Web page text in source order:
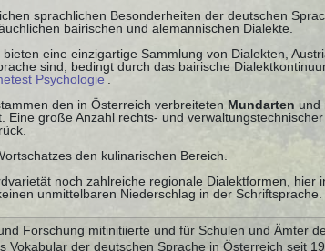
sprachlichen Besonderheiten der deutschen
bairischen und alemannischen Dialekte.
eine einzigartige Sammlung von Dialekten,
sind, bedingt durch das bairische
Psychologie
den in Österreich verbreiteten Mundarten und
große Anzahl rechts- und
den kulinarischen Bereich.
noch zahlreiche regionale Dialektformen, hier
unmittelbaren Niederschlag in der Schriftsprache.
Forschung mitinitiierte und für Schulen und Ämter
Vokabular der deutschen Sprache in Österreich seit